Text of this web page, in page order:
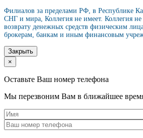
Филиалов за пределами РФ, в Республике
СНГ и мира, Коллегия не имеет. Коллегия не
возврату денежных средств физическим
брокерам, банкам и иным финансовым
Закрыть
×
Оставьте Ваш номер телефона
Мы перезвоним Вам в ближайшее